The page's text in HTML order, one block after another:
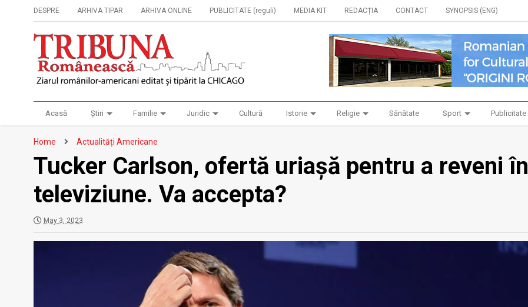
DESPRE ARHIVA TIPAR ARHIVA ONLINE PUBLICITATE (reguli) MEDIA KIT REDACȚIA CONTACT SYNOPSIS (ENG)
Acasă Știri Familie Juridic Cultură Istorie Religie Sănătate Sport Publicitate
Home Actualități Americane
Tucker Carlson, ofertă uriașă pentru a reveni în
televiziune. Va accepta?
May 3, 2023